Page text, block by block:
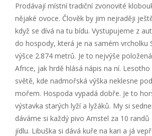
Prodávají místní tradiční zvonovité
nějaké ovoce. Člověk by jim nejraději
když se dívá na tu bídu. Vystupujeme z
do hospody, která je na samém vrcholku
výšce 2.874 metrů. Je to nejvýše
Africe, jak hrdě hlásá nápis na ní.
světě, kde nadmořská výška neklesne
mořem. Hospoda vypadá dobře. Je to
výstavka starých lyží a lyžáků. My si
dáváme si každý pivo Amstel za 10 randů
jídlu. Libuška si dává kuře na kari a já